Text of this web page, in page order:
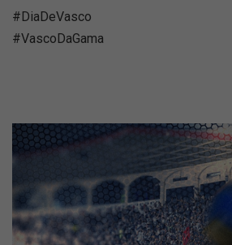
#DiaDeVasco
#VascoDaGama